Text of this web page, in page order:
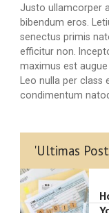
Justo ullamcorper
bibendum eros.
senectus primis
efficitur non.
maximus est
Leo nulla per
condimentum
'Ultimas